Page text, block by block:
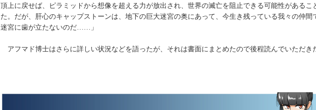
頂上に戻せば、ピラミッドから想像を超える力が放出され、世界の滅亡を阻止できる可能性があるこ
た。だが、肝心のキャップストーンは、地下の巨大迷宮の奥にあって、今生き残っている我々の仲間
迷宮に歯が立たないのだ……」
アフマド博士はさらに詳しい状況などを語ったが、それは書面にまとめたので後程読んでいただき